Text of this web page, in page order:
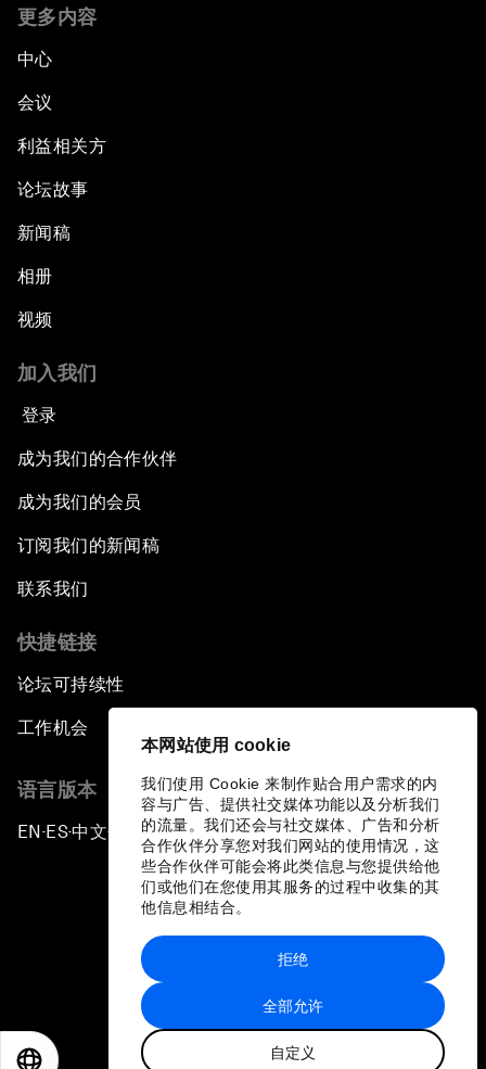
本网站使用 cookie
我们使用 Cookie 来制作贴合用户需求的内
容与广告、提供社交媒体功能以及分析我们
的流量。我们还会与社交媒体、广告和分析
合作伙伴分享您对我们网站的使用情况，这
些合作伙伴可能会将此类信息与您提供给他
们或他们在您使用其服务的过程中收集的其
他信息相结合。
全部允许
自定义
拒绝
更多内容
中心
会议
利益相关方
论坛故事
新闻稿
相册
视频
加入我们
登录
成为我们的合作伙伴
成为我们的会员
订阅我们的新闻稿
联系我们
快捷链接
论坛可持续性
工作机会
语言版本
EN ▪ ES▪中文▪ 日本語
站点地图
世界经济论坛